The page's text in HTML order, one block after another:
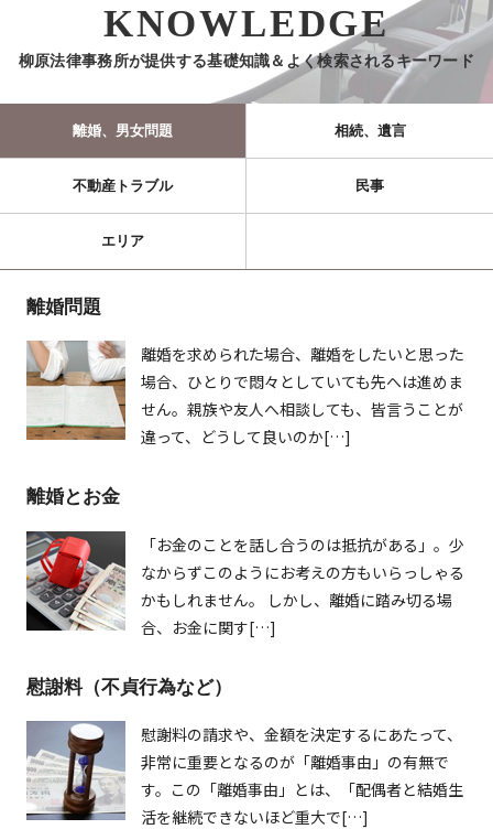
KNOWLEDGE
柳原法律事務所が提供する基礎知識＆よく検索されるキーワード
離婚、男女問題 相続、遺言
不動産トラブル 民事
エリア
離婚問題
離婚を求められた場合、離婚をしたいと思った
場合、ひとりで悶々としていても先へは進めま
せん。親族や友人へ相談しても、皆言うことが
違って、どうして良いのか[…]
離婚とお金
「お金のことを話し合うのは抵抗がある」。少
なからずこのようにお考えの方もいらっしゃる
かもしれません。 しかし、離婚に踏み切る場
合、お金に関す[…]
慰謝料（不貞行為など）
慰謝料の請求や、金額を決定するにあたって、
非常に重要となるのが「離婚事由」の有無で
す。この「離婚事由」とは、「配偶者と結婚生
活を継続できないほど重大で[…]